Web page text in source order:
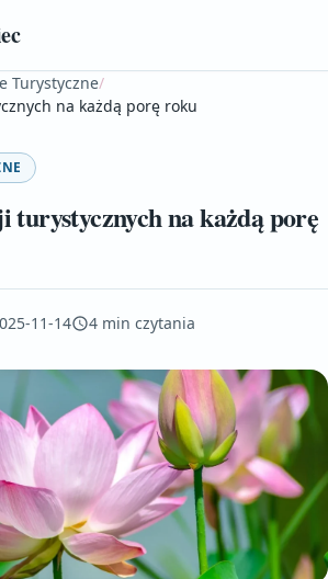
Turystyczne/
na każdą porę roku
na każdą porę
11-14 4 min czytania